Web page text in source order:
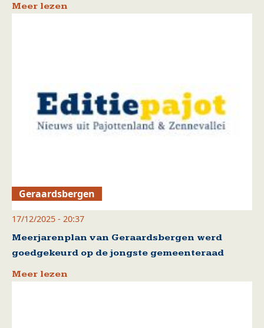
Meer lezen
Geraardsbergen
17/12/2025 - 20:37
Meerjarenplan van Geraardsbergen werd
goedgekeurd op de jongste gemeenteraad
Meer lezen